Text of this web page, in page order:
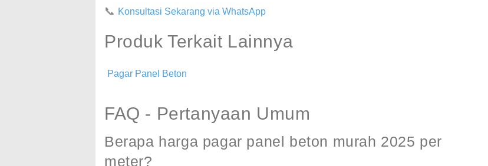
📞 Konsultasi Sekarang via WhatsApp
Produk Terkait Lainnya
Pagar Panel Beton
FAQ - Pertanyaan Umum
Berapa harga pagar panel beton murah 2025 per
meter?